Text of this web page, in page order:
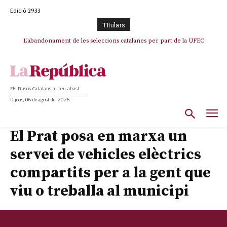
Edició 2933
TItulars
L’abandonament de les seleccions catalanes per part de la UFEC
Els Països Catalans al teu abast
Dijous, 06 de agost del 2026
El Prat posa en marxa un
servei de vehicles elèctrics
compartits per a la gent que
viu o treballa al municipi